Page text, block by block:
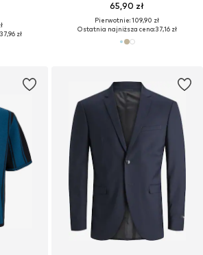
zł
65,90 zł
Pierwotnie: 109,90 zł
Ostatnia najniższa cena:37,16 zł